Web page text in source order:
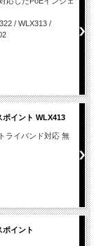
/ WLX313 /
ポイント WLX413
ライバンド対応 無
ポイント